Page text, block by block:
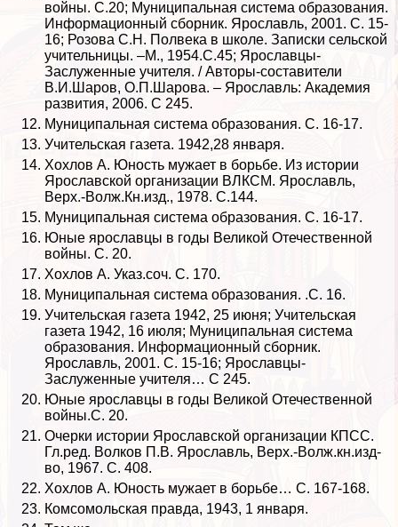
войны. С.20; Муниципальная система образования.
Информационный сборник. Ярославль, 2001. С. 15-
16; Розова С.Н. Полвека в школе. Записки сельской
учительницы. –М., 1954.С.45; Ярославцы-
Заслуженные учителя. / Авторы-составители
В.И.Шаров, О.П.Шарова. – Ярославль: Академия
развития, 2006. С 245.
Муниципальная система образования. С. 16-17.
Учительская газета. 1942,28 января.
Хохлов А. Юность мужает в борьбе. Из истории
Ярославской организации ВЛКСМ. Ярославль,
Верх.-Волж.Кн.изд., 1978. С.144.
Муниципальная система образования. С. 16-17.
Юные ярославцы в годы Великой Отечественной
войны. С. 20.
Хохлов А. Указ.соч. С. 170.
Муниципальная система образования. .С. 16.
Учительская газета 1942, 25 июня; Учительская
газета 1942, 16 июля; Муниципальная система
образования. Информационный сборник.
Ярославль, 2001. С. 15-16; Ярославцы-
Заслуженные учителя… С 245.
Юные ярославцы в годы Великой Отечественной
войны.С. 20.
Очерки истории Ярославской организации КПСС.
Гл.ред. Волков П.В. Ярославль, Верх.-Волж.кн.изд-
во, 1967. С. 408.
Хохлов А. Юность мужает в борьбе… С. 167-168.
Комсомольская правда, 1943, 1 января.